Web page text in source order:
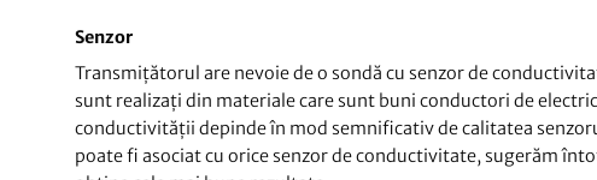
Senzor
Transmițătorul are nevoie de o sondă cu senzor de
sunt realizați din materiale care sunt buni conductori de
conductivității depinde în mod semnificativ de calitatea
poate fi asociat cu orice senzor de conductivitate, sugerăm